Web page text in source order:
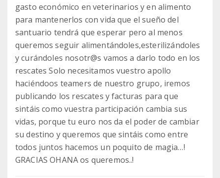
gasto económico en veterinarios y en alimento
para mantenerlos con vida que el sueño del
santuario tendrá que esperar pero al menos
queremos seguir alimentándoles,esterilizándoles
y curándoles nosotr@s vamos a darlo todo en los
rescates Solo necesitamos vuestro apollo
haciéndoos teamers de nuestro grupo, iremos
publicando los rescates y facturas para que
sintáis como vuestra participación cambia sus
vidas, porque tu euro nos da el poder de cambiar
su destino y queremos que sintáis como entre
todos juntos hacemos un poquito de magia…!
GRACIAS OHANA os queremos..!